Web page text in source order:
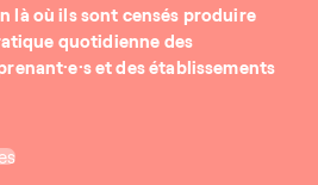
là où ils sont censés produire
quotidienne des
et des établissements